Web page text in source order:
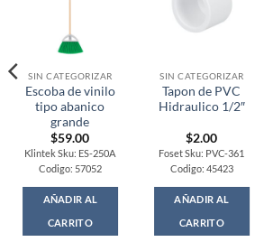
SIN CATEGORIZAR
Escoba de vinilo
tipo abanico
grande
$59.00
Klintek Sku: ES-250A
Codigo: 57052
AÑADIR AL
CARRITO
SIN CATEGORIZAR
Tapon de PVC
Hidraulico 1/2″
$2.00
Foset Sku: PVC-361
Codigo: 45423
AÑADIR AL
CARRITO